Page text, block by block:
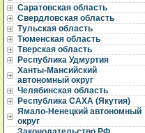
Саратовская область
Свердловская область
Тульская область
Тюменская область
Тверская область
Республика Удмуртия
Ханты-Мансийский
автономный округ
Челябинская область
Республика САХА (Якутия)
Ямало-Ненецкий автономный
округ